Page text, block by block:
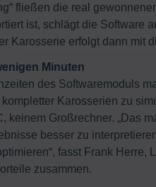
fließen die real
ist, schlägt die Software
Karosserie erfolgt dann mit
Minuten
des Softwaremoduls
Karosserien zu
keinem Großrechner. „Das
besser zu
fasst Frank
zusammen.